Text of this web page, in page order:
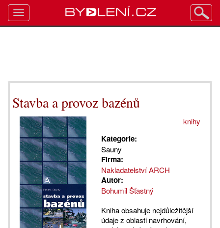
Stavba a provoz bazénů
knihy
Kategorie:
Sauny
Firma:
Nakladatelství ARCH
Autor:
Bohumil Šťastný
Kniha obsahuje nejdůležitější
údaje z oblasti navrhování,
Toggle
navigation